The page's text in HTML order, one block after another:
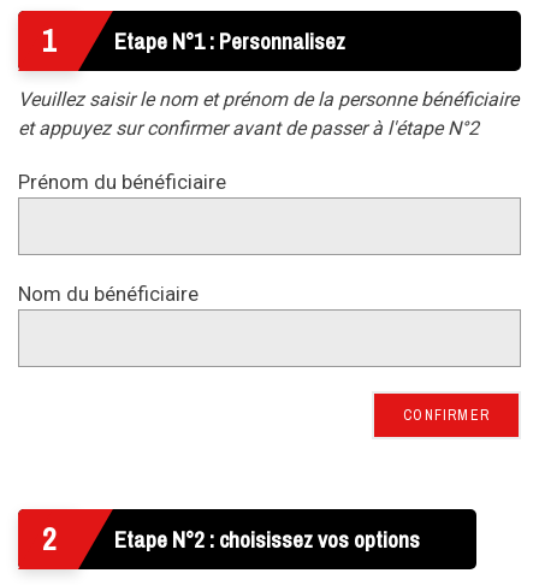
1 Etape N°1 : Personnalisez
Veuillez saisir le nom et prénom de la personne bénéficiaire
et appuyez sur confirmer avant de passer à l'étape N°2
Prénom du bénéficiaire
Nom du bénéficiaire
CONFIRMER
2 Etape N°2 : choisissez vos options